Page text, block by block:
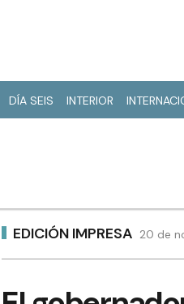
DÍA SEIS INTERIOR
EDICIÓN IMPRESA 20 de